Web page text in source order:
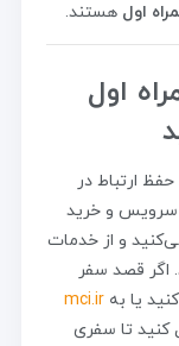
اول هستند.
اول
ارتباط در
سرویس و خرید
و از خدمات
می‌برید. اگر قصد سفر
یا به mci.ir
کنید تا سفری